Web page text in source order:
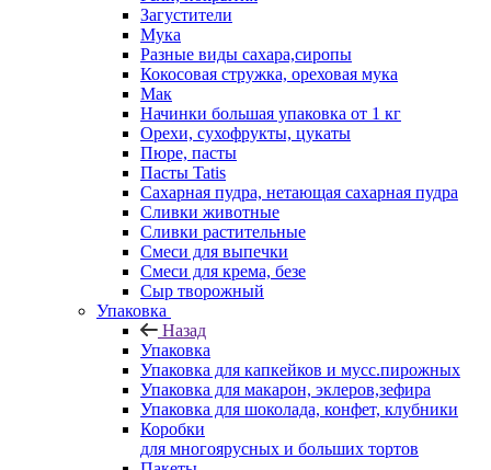
Загустители
Мука
Разные виды сахара,сиропы
Кокосовая стружка, ореховая мука
Мак
Начинки большая упаковка от 1 кг
Орехи, сухофрукты, цукаты
Пюре, пасты
Пасты Tatis
Сахарная пудра, нетающая сахарная пудра
Сливки животные
Сливки растительные
Смеси для выпечки
Смеси для крема, безе
Сыр творожный
Упаковка
Назад
Упаковка
Упаковка для капкейков и мусс.пирожных
Упаковка для макарон, эклеров,зефира
Упаковка для шоколада, конфет, клубники
Коробки
для многоярусных и больших тортов